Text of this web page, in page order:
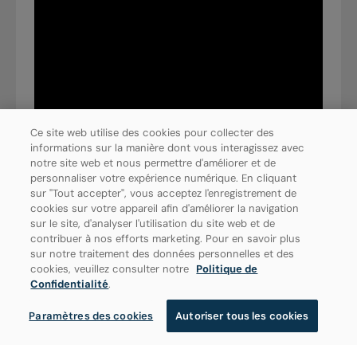
Ce site web utilise des cookies pour collecter des
informations sur la manière dont vous interagissez avec
notre site web et nous permettre d'améliorer et de
personnaliser votre expérience numérique. En cliquant
sur "Tout accepter", vous acceptez l'enregistrement de
cookies sur votre appareil afin d'améliorer la navigation
sur le site, d'analyser l'utilisation du site web et de
contribuer à nos efforts marketing. Pour en savoir plus
sur notre traitement des données personnelles et des
cookies, veuillez consulter notre Politique de
Confidentialité.
Paramètres des cookies Autoriser tous les cookies